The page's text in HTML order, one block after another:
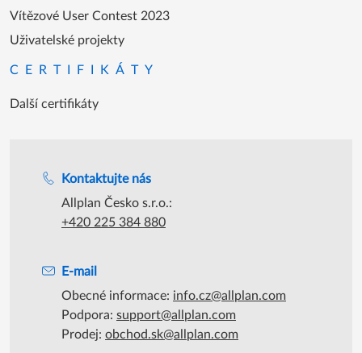
Kontaktujte nás
Allplan Česko s.r.o.:
+420 225 384 880
E-mail
Obecné informace: info.cz@allplan.com
Podpora: support@allplan.com
Prodej: obchod.sk@allplan.com
Vítězové User Contest 2023
Uživatelské projekty
CERTIFIKÁTY
Další certifikáty